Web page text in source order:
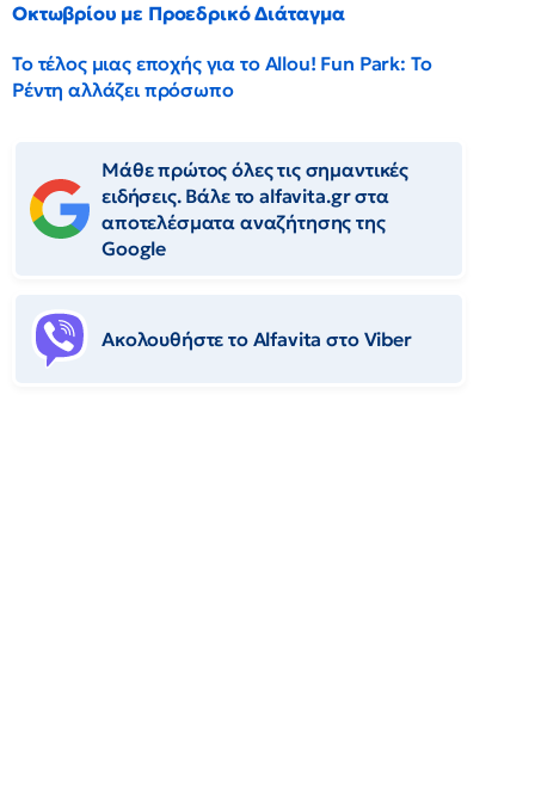
Οκτωβρίου με Προεδρικό Διάταγμα
Το τέλος μιας εποχής για το Allou! Fun Park: Το
Ρέντη αλλάζει πρόσωπο
Μάθε πρώτος όλες τις σημαντικές
ειδήσεις. Βάλε το alfavita.gr στα
αποτελέσματα αναζήτησης της
Google
Ακολουθήστε το Αlfavita στο Viber